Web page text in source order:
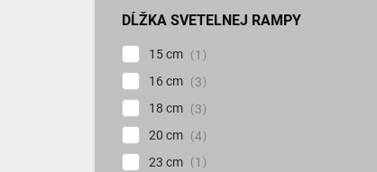
DĹŽKA SVETELNEJ RAMPY
15 cm
1
16 cm
3
18 cm
3
20 cm
4
23 cm
1